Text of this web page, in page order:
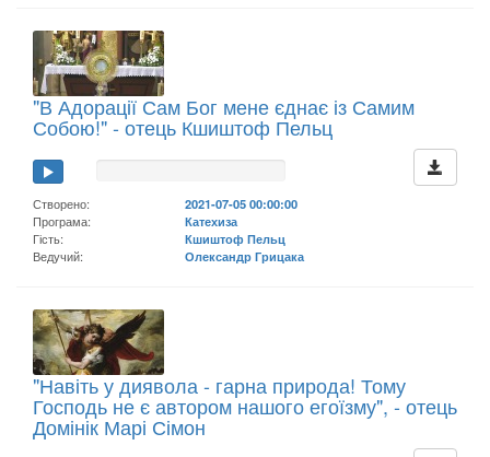
"В Адорації Сам Бог мене єднає із Самим
Собою!" - отець Кшиштоф Пельц
Створено:
2021-07-05 00:00:00
Програма:
Катехиза
Гість:
Кшиштоф Пельц
Ведучий:
Олександр Грицака
"Навіть у диявола - гарна природа! Тому
Господь не є автором нашого егоїзму", - отець
Домінік Марі Сімон